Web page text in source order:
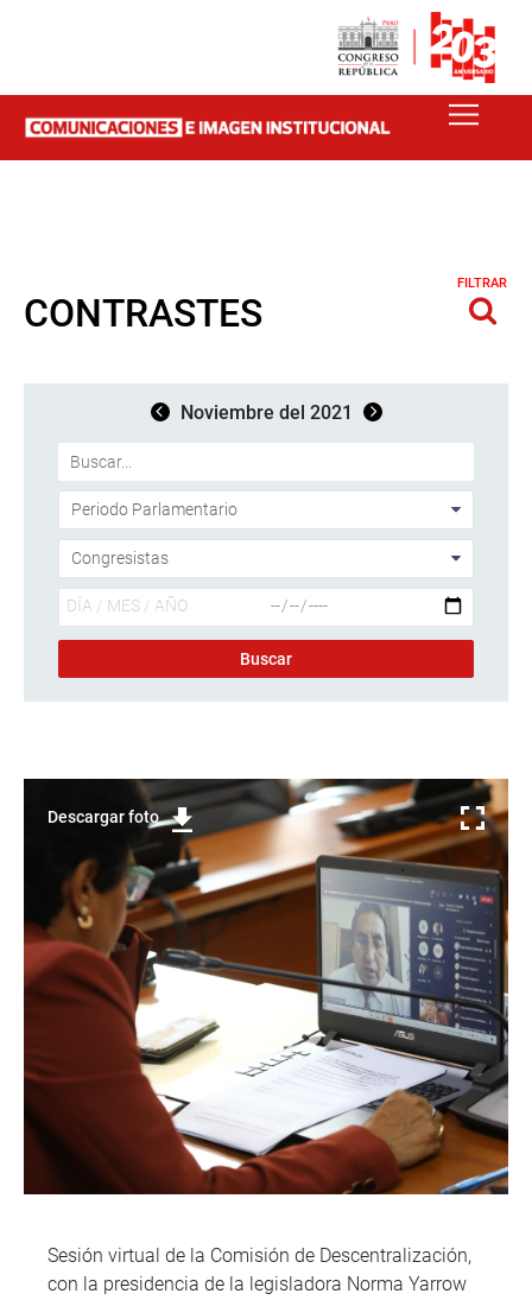
CONTRASTES
FILTRAR
Noviembre del 2021
Descargar foto
Sesión virtual de la Comisión de Descentralización,
con la presidencia de la legisladora Norma Yarrow